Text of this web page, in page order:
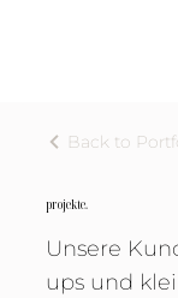
Back to
projekte.
Unsere
ups und